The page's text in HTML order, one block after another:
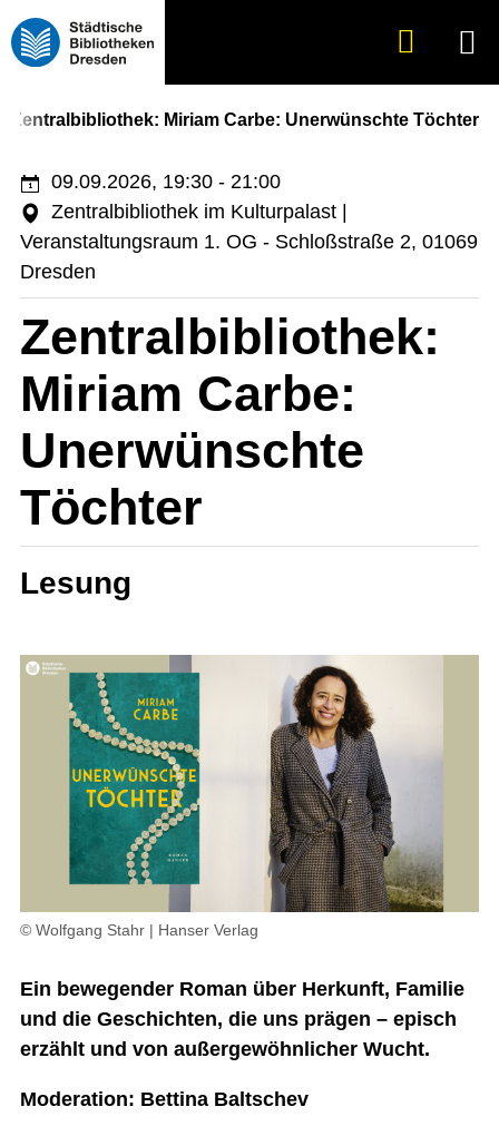
Suche
Menü
Zentralbibliothek: Miriam Carbe: Unerwünschte Töchter
09.09.2026, 19:30 - 21:00
Zentralbibliothek im Kulturpalast |
Veranstaltungsraum 1. OG - Schloßstraße 2, 01069
Dresden
Zentralbibliothek:
Miriam Carbe:
Unerwünschte
Töchter
Lesung
© Wolfgang Stahr | Hanser Verlag
Ein bewegender Roman über Herkunft, Familie
und die Geschichten, die uns prägen – episch
erzählt und von außergewöhnlicher Wucht.
Moderation: Bettina Baltschev